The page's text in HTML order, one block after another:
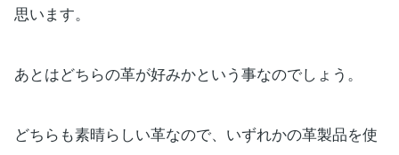
思います。
あとはどちらの革が好みかという事なのでしょう。
どちらも素晴らしい革なので、いずれかの革製品を使